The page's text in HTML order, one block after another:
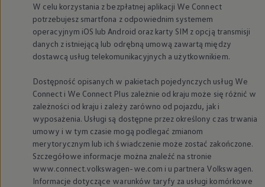
W celu korzystania z bezpłatnej aplikacji We Connect
potrzebujesz smartfona z odpowiednim systemem
operacyjnym iOS lub Android oraz karty SIM z opcją transmisji
danych z istniejącą lub odrębną umową zawartą między
dostawcą usług telekomunikacyjnych a użytkownikiem.
Dostępność opisanych w pakietach pojedynczych usług We
Connect i We Connect Plus zależnie od kraju może się różnić w
zależności od kraju i zależy zarówno od pojazdu, jak i
wyposażenia. Usługi są dostępne przez określony czas trwania
umowy i w tym czasie mogą podlegać zmianom
merytorycznym lub ich świadczenie może zostać zakończone.
Szczegółowe informacje można znaleźć na stronie
www.connect.volkswagen-we.com i u partnera Volkswagen.
Informacje dotyczące warunków taryfy za usługi komórkowe